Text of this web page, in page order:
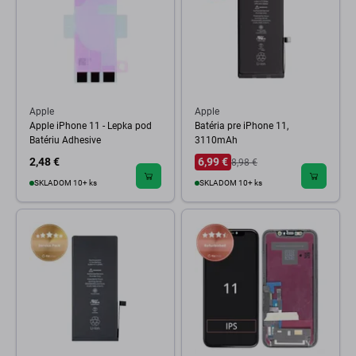
Apple
Apple iPhone 11 - Lepka pod
Batériu Adhesive
2,48 €
SKLADOM 10+ ks
Apple
Batéria pre iPhone 11,
3110mAh
6,99 € 8,98 €
SKLADOM 10+ ks